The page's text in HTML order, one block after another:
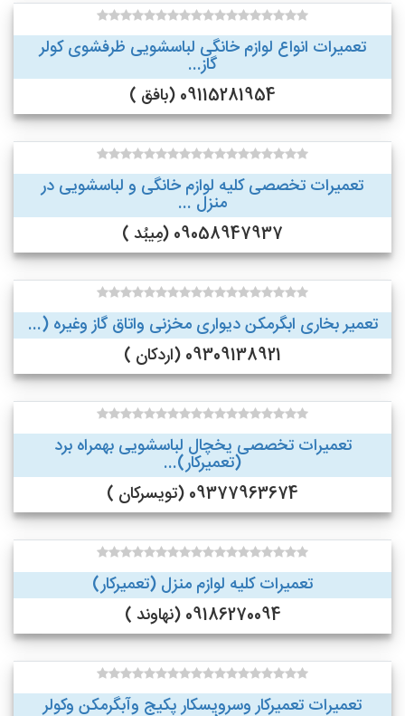
تعمیرات انواع لوازم خانگی لباسشویی ظرفشوی کولر
گاز...
09115281954 (بافق )
تعمیرات تخصصی کلیه لوازم خانگی و لباسشویی در
منزل ...
09058947937 (مِیبُد )
تعمیر بخاری ابگرمکن دیواری مخزنی واتاق گاز وغیره (...
09309138921 (اردکان )
تعمیرات تخصصی یخچال لباسشویی بهمراه برد
(تعمیرکار)...
09377963674 (تویسرکان )
تعمیرات کلیه لوازم منزل (تعمیرکار)
09186270094 (نهاوند )
تعمیرات تعمیرکار وسرویسکار پکیج وآبگرمکن وکولر